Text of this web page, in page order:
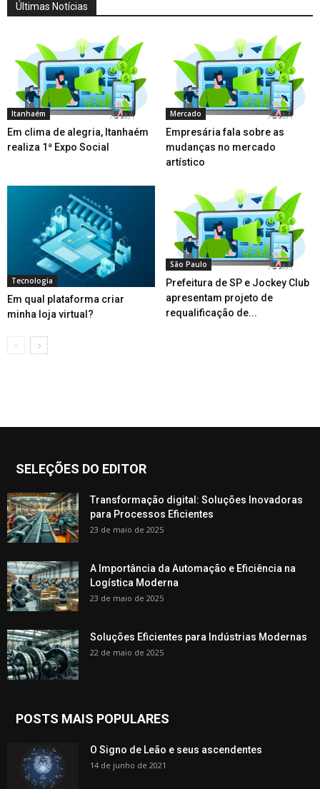
Últimas Notícias
Itanhaém
Em clima de alegria, Itanhaém
realiza 1ª Expo Social
Mercado
Empresária fala sobre as
mudanças no mercado
artístico
Tecnologia
Em qual plataforma criar
minha loja virtual?
São Paulo
Prefeitura de SP e Jockey Club
apresentam projeto de
requalificação de...
SELEÇÕES DO EDITOR
Transformação digital: Soluções Inovadoras
para Processos Eficientes
23 de maio de 2025
A Importância da Automação e Eficiência na
Logística Moderna
23 de maio de 2025
Soluções Eficientes para Indústrias Modernas
22 de maio de 2025
POSTS MAIS POPULARES
O Signo de Leão e seus ascendentes
14 de junho de 2021